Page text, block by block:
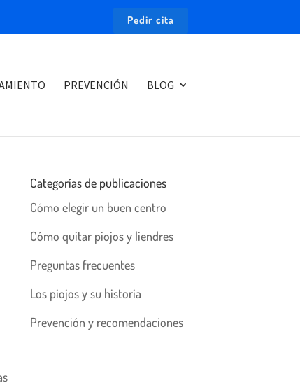
Pedir cita
PREVENCIÓN BLOG
Categorías de publicaciones
Cómo elegir un buen centro
Cómo quitar piojos y liendres
Preguntas frecuentes
Los piojos y su historia
Prevención y recomendaciones